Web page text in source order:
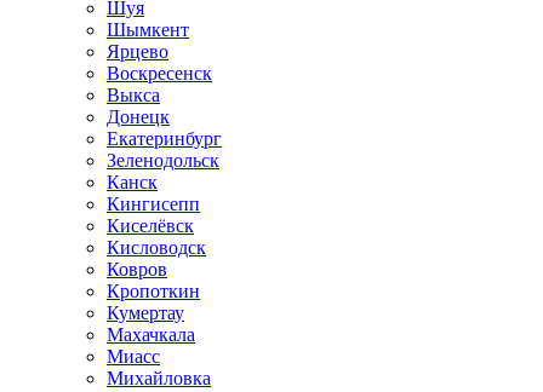
Шуя
Шымкент
Ярцево
Воскресенск
Выкса
Донецк
Екатеринбург
Зеленодольск
Канск
Кингисепп
Киселёвск
Кисловодск
Ковров
Кропоткин
Кумертау
Махачкала
Миасс
Михайловка